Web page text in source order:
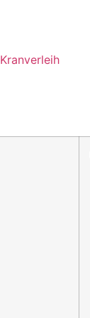
Kranverleih